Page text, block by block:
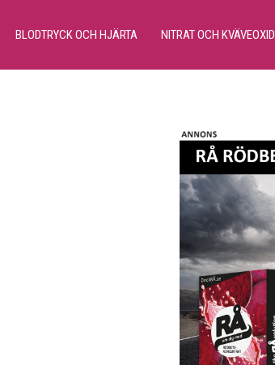
BLODTRYCK OCH HJÄRTA NITRAT OCH KVÄVEOXID